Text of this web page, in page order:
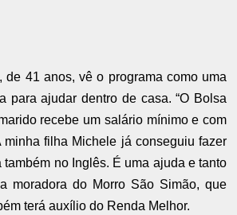
41 anos, vê o programa como uma
para ajudar dentro de casa. “O Bolsa
recebe um salário mínimo e com
filha Michele já conseguiu fazer
no Inglês. É uma ajuda e tanto
moradora do Morro São Simão, que
terá auxílio do Renda Melhor.